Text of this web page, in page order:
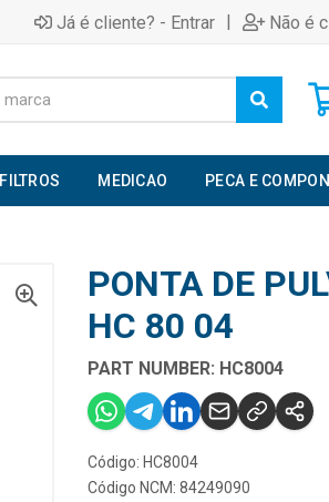
Já é cliente? - Entrar | Não é
FILTROS MEDICAO PECA E
PONTA DE
HC 80 04
PART NUMBER: HC8004
Código: HC8004
Código NCM: 84249090